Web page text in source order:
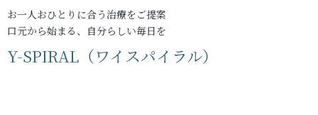
お一人おひとりに合う治療をご提案
口元から始まる、自分らしい毎日を
Y-SPIRAL（ワイスパイラル）